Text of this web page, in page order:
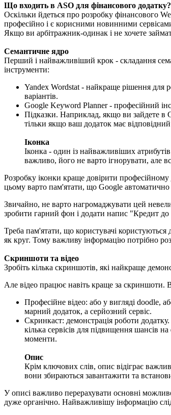
Що входить в ASO для фінансового додатку?
Оскільки йдеться про розробку фінансового
професійно і є корисними новинними
Якщо ви арбітражник-одинак і не хочете
Семантичне ядро
Перший і найважливіший крок - складання
інструменти:
Yandex Wordstat - найкраще рішення для
варіантів.
Google Keyword Planner - професійний
Підказки. Наприклад, якщо ви зайдете в
тільки якщо ваш додаток має
Іконка
Іконка - один із найважливіших
важливо, його не варто ігнорувати, але
Розробку іконки краще довірити
цьому варто пам'ятати, що Google автоматично
Звичайно, не варто нагромаджувати цей
зробити гарний фон і додати напис "Кредит
Треба пам'ятати, що користувачі
як круг. Тому важливу інформацію потрібно
Скриншоти та відео
Зробіть кілька скриншотів, які найкраще
Але відео працює навіть краще за скриншоти.
Професійне відео: або у вигляді doodle,
марний додаток, а серйозний сервіс.
Скринкаст: демонстрація роботи
кілька сервісів для підвищення шансів
моменти.
Опис
Крім ключових слів, опис відіграє
вони збираються завантажити та
У описі важливо перерахувати основні
дуже органічно. Найважливішу інформацію